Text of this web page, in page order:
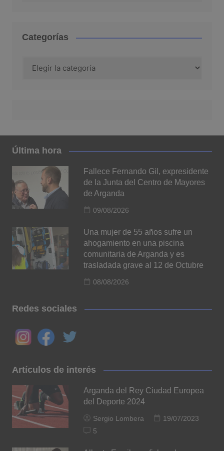
Categorías
Última hora
Fallece Fernando Gil, expresidente
de la Junta del Centro de Mayores
de Arganda
09/08/2026
Una mujer de 55 años sufre un
ahogamiento en una piscina
comunitaria de Arganda y es
trasladada grave al 12 de Octubre
08/08/2026
Redes sociales
Artículos de interés
Arganda del Rey Ciudad Europea
del Deporte 2024
Sergio Lombera
19/07/2023
5